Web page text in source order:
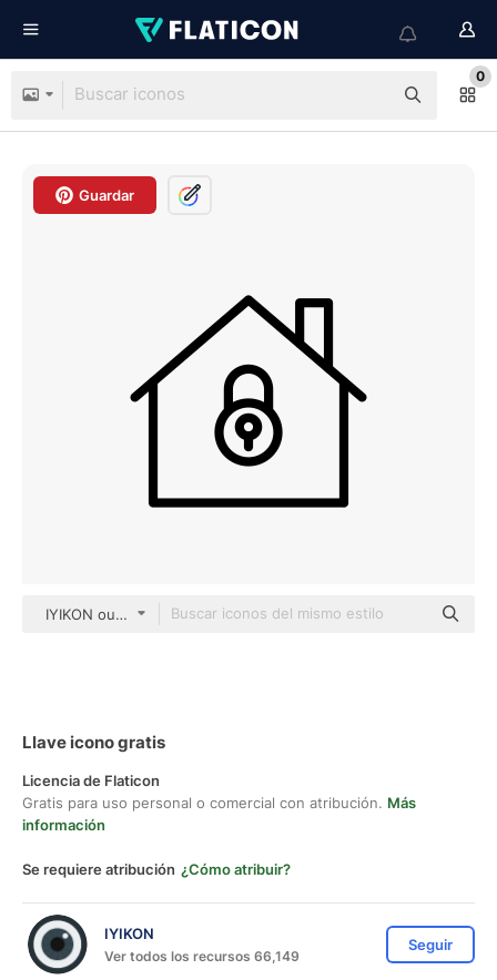
0
Guardar
IYIKON outline
Llave icono gratis
Licencia de Flaticon
Gratis para uso personal o comercial con atribución. Más
información
Se requiere atribución ¿Cómo atribuir?
IYIKON
Ver todos los recursos 66,149
Seguir